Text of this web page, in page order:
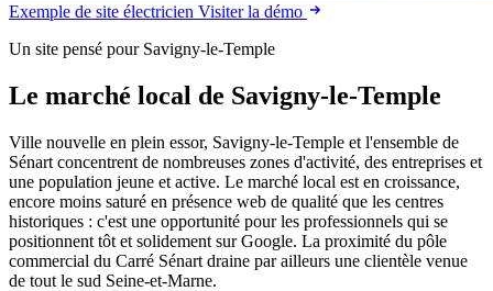
Exemple de site électricien Visiter la démo
Un site pensé pour Savigny-le-Temple
Le marché local de Savigny-le-Temple
Ville nouvelle en plein essor, Savigny-le-Temple et l'ensemble de
Sénart concentrent de nombreuses zones d'activité, des entreprises et
une population jeune et active. Le marché local est en croissance,
encore moins saturé en présence web de qualité que les centres
historiques : c'est une opportunité pour les professionnels qui se
positionnent tôt et solidement sur Google. La proximité du pôle
commercial du Carré Sénart draine par ailleurs une clientèle venue
de tout le sud Seine-et-Marne.